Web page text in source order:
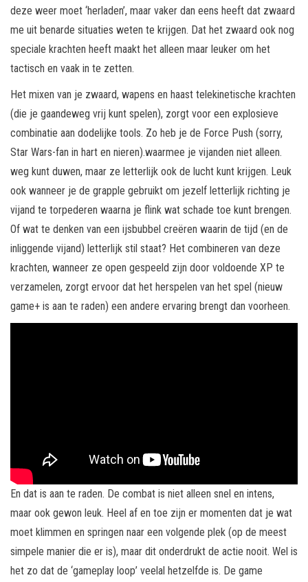
deze weer moet ‘herladen’, maar vaker dan eens heeft dat zwaard
me uit benarde situaties weten te krijgen. Dat het zwaard ook nog
speciale krachten heeft maakt het alleen maar leuker om het
tactisch en vaak in te zetten.
Het mixen van je zwaard, wapens en haast telekinetische krachten
(die je gaandeweg vrij kunt spelen), zorgt voor een explosieve
combinatie aan dodelijke tools. Zo heb je de Force Push (sorry,
Star Wars-fan in hart en nieren).waarmee je vijanden niet alleen.
weg kunt duwen, maar ze letterlijk ook de lucht kunt krijgen. Leuk
ook wanneer je de grapple gebruikt om jezelf letterlijk richting je
vijand te torpederen waarna je flink wat schade toe kunt brengen.
Of wat te denken van een ijsbubbel creëren waarin de tijd (en de
inliggende vijand) letterlijk stil staat? Het combineren van deze
krachten, wanneer ze open gespeeld zijn door voldoende XP te
verzamelen, zorgt ervoor dat het herspelen van het spel (nieuw
game+ is aan te raden) een andere ervaring brengt dan voorheen.
En dat is aan te raden. De combat is niet alleen snel en intens,
maar ook gewon leuk. Heel af en toe zijn er momenten dat je wat
moet klimmen en springen naar een volgende plek (op de meest
simpele manier die er is), maar dit onderdrukt de actie nooit. Wel is
het zo dat de ‘gameplay loop’ veelal hetzelfde is. De game